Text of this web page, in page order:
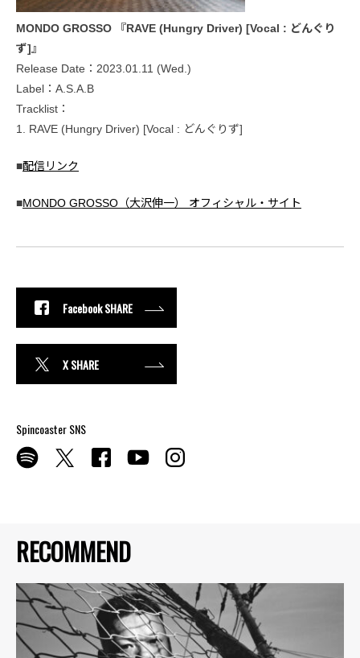
RECOMMEND
MONDO GROSSO 『RAVE (Hungry Driver) [Vocal : どんぐり
ず]』
Release Date：2023.01.11 (Wed.)
Label：A.S.A.B
Tracklist：
1. RAVE (Hungry Driver) [Vocal : どんぐりず]
■配信リンク
■MONDO GROSSO（大沢伸一） オフィシャル・サイト
Facebook SHARE
X SHARE
Spincoaster SNS